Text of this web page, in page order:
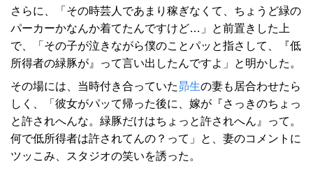
さらに、「その時芸人であまり稼ぎなくて、ちょうど緑の
パーカーかなんか着てたんですけど…」と前置きした上
で、「その子が泣きながら僕のことパッと指さして、『低
所得者の緑豚が』って言い出したんですよ」と明かした。
その場には、当時付き合っていた 昴生の妻も居合わせたら
しく、「彼女がパッて帰った後に、嫁が『さっきのちょっ
と許されへんな。緑豚だけはちょっと許されへん』って。
何で低所得者は許されてんの？って」と、妻のコメントに
ツッこみ、スタジオの笑いを誘った。